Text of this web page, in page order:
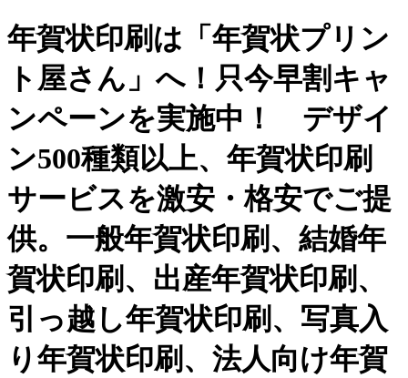
年賀状印刷は「年賀状プリン
ト屋さん」へ！只今早割キャ
ンペーンを実施中！ デザイ
ン500種類以上、年賀状印刷
サービスを激安・格安でご提
供。一般年賀状印刷、結婚年
賀状印刷、出産年賀状印刷、
引っ越し年賀状印刷、写真入
り年賀状印刷、法人向け年賀